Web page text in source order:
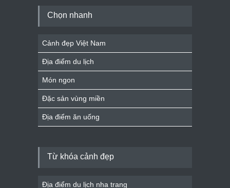
Chọn nhanh
Cảnh đẹp Việt Nam
Địa điểm du lịch
Món ngon
Đặc sản vùng miền
Địa điểm ăn uống
Từ khóa cảnh đẹp
Địa điểm du lịch nha trang